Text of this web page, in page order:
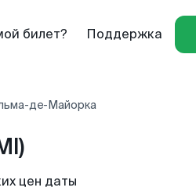
билет? Поддержка
де-Майорка
цен даты